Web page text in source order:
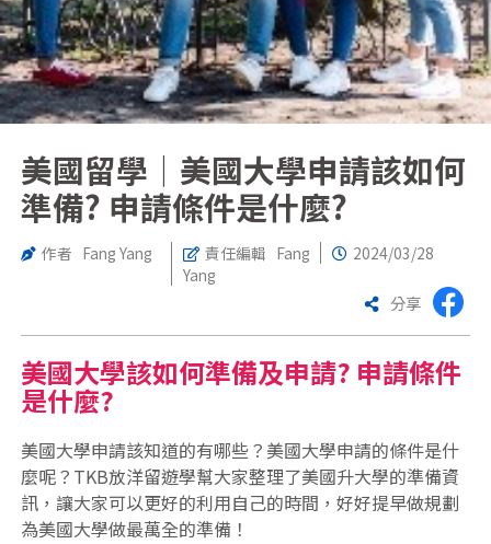
美國留學｜美國大學申請該如何
準備? 申請條件是什麼?
作者 Fang Yang
責任編輯 Fang
Yang
2024/03/28
分享
美國大學該如何準備及申請? 申請條件
是什麼?
美國大學申請該知道的有哪些？美國大學申請的條件是什
麼呢？TKB放洋留遊學幫大家整理了美國升大學的準備資
訊，讓大家可以更好的利用自己的時間，好好提早做規劃
為美國大學做最萬全的準備！